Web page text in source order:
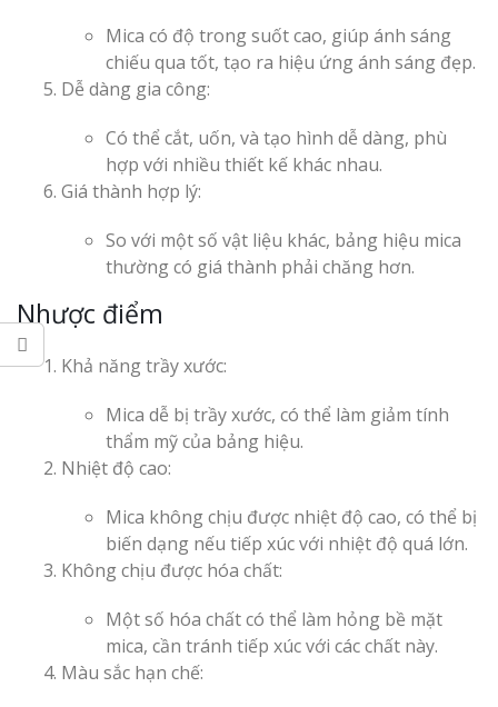
Mica có độ trong suốt cao, giúp ánh sáng
chiếu qua tốt, tạo ra hiệu ứng ánh sáng đẹp.
Dễ dàng gia công:
Có thể cắt, uốn, và tạo hình dễ dàng, phù
hợp với nhiều thiết kế khác nhau.
Giá thành hợp lý:
So với một số vật liệu khác, bảng hiệu mica
thường có giá thành phải chăng hơn.
Nhược điểm
Khả năng trầy xước:
Mica dễ bị trầy xước, có thể làm giảm tính
thẩm mỹ của bảng hiệu.
Nhiệt độ cao:
Mica không chịu được nhiệt độ cao, có thể bị
biến dạng nếu tiếp xúc với nhiệt độ quá lớn.
Không chịu được hóa chất:
Một số hóa chất có thể làm hỏng bề mặt
mica, cần tránh tiếp xúc với các chất này.
Màu sắc hạn chế:
Làm biển
tại Vinh Nghệ An
Nam Đàn Uy Tín Giá
Hàng
Làm Bảng
Thuốc Nghệ An
Làm Hộp
Mỏng Nghệ